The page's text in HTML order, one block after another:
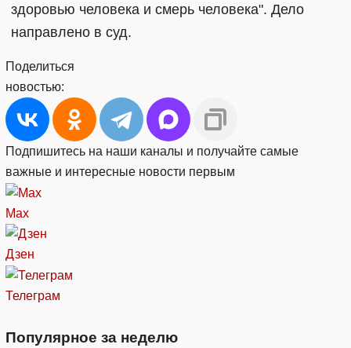
здоровью человека и смерь человека". Дело
направлено в суд.
Поделиться
новостью:
Подпишитесь на наши каналы и получайте самые
важные и интересные новости первым
Max
Дзен
Телеграм
Популярное за неделю